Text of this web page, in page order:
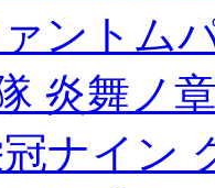
ントム
炎舞ノ
ナイン